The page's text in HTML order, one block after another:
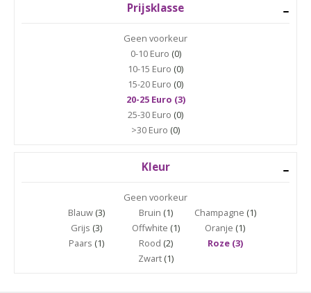
Prijsklasse
Geen voorkeur
0-10 Euro (0)
10-15 Euro (0)
15-20 Euro (0)
20-25 Euro (3)
25-30 Euro (0)
>30 Euro (0)
Kleur
Geen voorkeur
Blauw(3) Bruin (1) Champagne (1)
Grijs (3) Offwhite (1) Oranje (1)
Paars (1) Rood (2)
Roze (3)
Zwart(1)